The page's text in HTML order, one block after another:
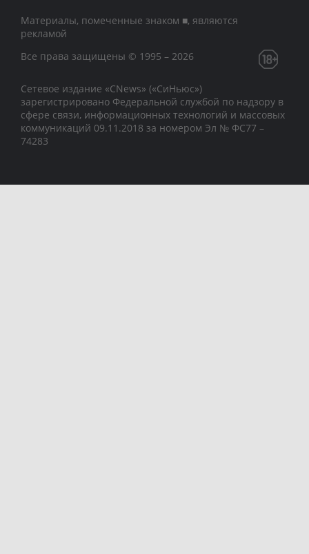
Материалы, помеченные знаком ■, являются
рекламой
Все права защищены © 1995 – 2026
Сетевое издание «CNews» («СиНьюс»)
зарегистрировано Федеральной службой по надзору в
сфере связи, информационных технологий и массовых
коммуникаций 09.11.2018 за номером Эл № ФС77 –
74283